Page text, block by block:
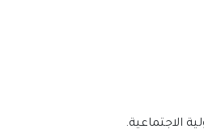
الاجتماعية.